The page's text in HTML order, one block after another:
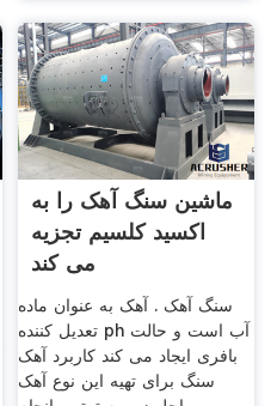
ماشین سنگ آهک را به
اکسید کلسیم تجزیه
می کند
سنگ آهک . آهک به عنوان ماده
تعدیل کننده ph آب است و حالت
بافری ایجاد می کند کاربرد آهک
سنگ برای تهیه این نوع آهک